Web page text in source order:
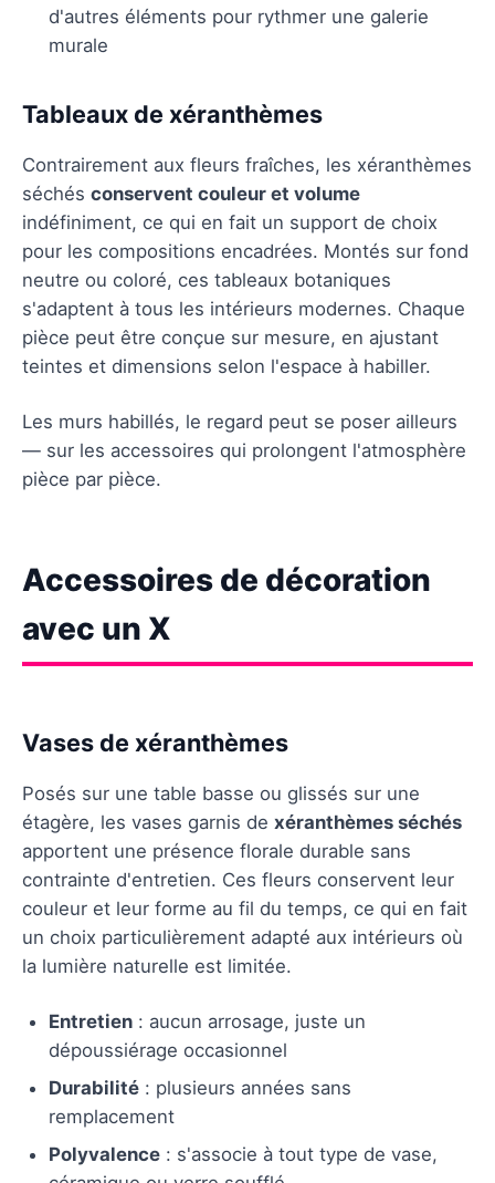
d'autres éléments pour rythmer une galerie
murale
Tableaux de xéranthèmes
Contrairement aux fleurs fraîches, les xéranthèmes
séchés conservent couleur et volume
indéfiniment, ce qui en fait un support de choix
pour les compositions encadrées. Montés sur fond
neutre ou coloré, ces tableaux botaniques
s'adaptent à tous les intérieurs modernes. Chaque
pièce peut être conçue sur mesure, en ajustant
teintes et dimensions selon l'espace à habiller.
Les murs habillés, le regard peut se poser ailleurs
— sur les accessoires qui prolongent l'atmosphère
pièce par pièce.
Accessoires de décoration
avec un X
Vases de xéranthèmes
Posés sur une table basse ou glissés sur une
étagère, les vases garnis de xéranthèmes séchés
apportent une présence florale durable sans
contrainte d'entretien. Ces fleurs conservent leur
couleur et leur forme au fil du temps, ce qui en fait
un choix particulièrement adapté aux intérieurs où
la lumière naturelle est limitée.
Entretien : aucun arrosage, juste un
dépoussiérage occasionnel
Durabilité : plusieurs années sans
remplacement
Polyvalence : s'associe à tout type de vase,